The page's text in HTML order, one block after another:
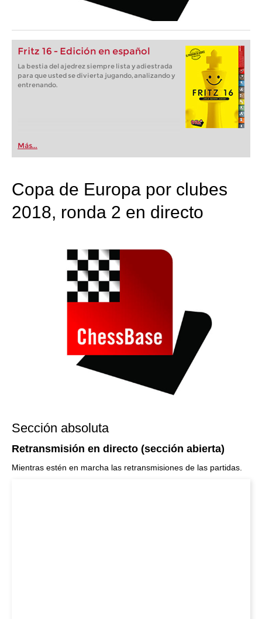
Fritz 16 - Edición en español
La bestia del ajedrez siempre lista y adiestrada
para que usted se divierta jugando, analizando y
entrenando.
Más...
Copa de Europa por clubes
2018, ronda 2 en directo
Sección absoluta
Retransmisión en directo (sección abierta)
Mientras estén en marcha las retransmisiones de las partidas.